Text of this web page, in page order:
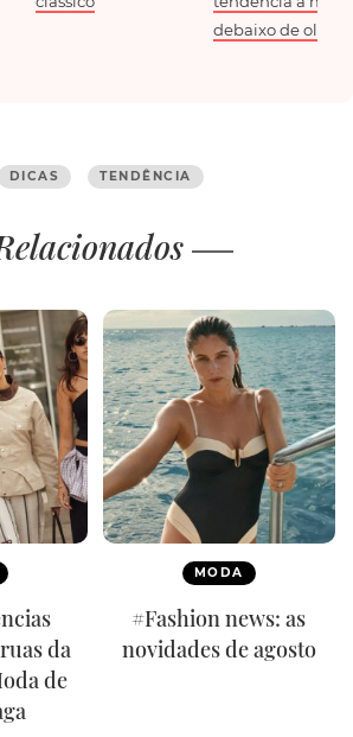
debaixo de olho
DICAS TENDÊNCIA
da
de
MODA
#Fashion news: as
novidades de agosto